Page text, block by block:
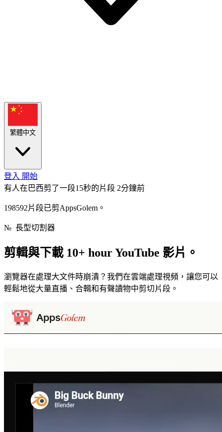
繁體中文
登入 開始
有人在巴西剪了一段15秒的片段 2分鐘前
198592片段已剪AppsGolem。
№ 長型切割器
剪輯與下載 10+ hourYouTube 影片。
瀏覽器在處理大文件時崩潰？我們在雲端處理視頻，讓您可以
輕鬆地從大量直播、合輯和有聲讀物中剪切片段。